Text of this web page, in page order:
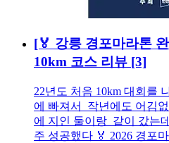
[🏅 강릉 경포마라톤
10km 코스 리뷰 [3]
22년도 처음 10km 대회를
에 빠져서 작년에도 어김
에 지인 둘이랑 같이 갔는
주 성공했다 🏅 2026 경포